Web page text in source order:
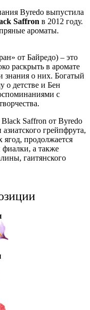
Byredo выпустила
Saffron в 2012 году.
ароматы.
от Байредо) – это
раскрыть в аромате
знания о них. Богатый
о детстве и Бен
с
Saffron от Byredo
грейпфрута,
продолжается
а также
гаитянского